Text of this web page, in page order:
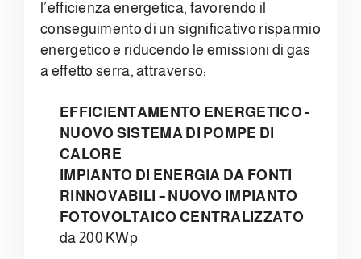
l’efficienza energetica, favorendo il
conseguimento di un significativo risparmio
energetico e riducendo le emissioni di gas
a effetto serra, attraverso:
EFFICIENTAMENTO ENERGETICO -
NUOVO SISTEMA DI POMPE DI
CALORE
IMPIANTO DI ENERGIA DA FONTI
RINNOVABILI – NUOVO IMPIANTO
FOTOVOLTAICO CENTRALIZZATO
da 200 KWp